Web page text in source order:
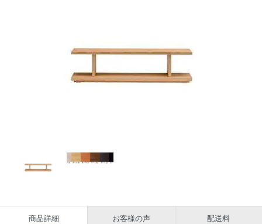
商品詳細 お客様の声 配送料